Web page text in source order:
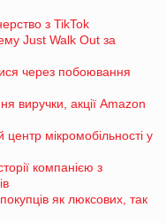
з TikTok
Just Walk Out за
через побоювання
виручки, акції Amazon
мікромобільності у
компанією з
як люксових, так